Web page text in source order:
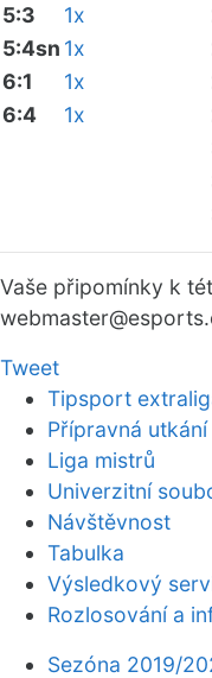
5:3
1x
5:4sn 1x
6:1
1x
6:4
1x
Vaše připomínky k
webmaster
Tweet
Tipsport
Přípravná utkání
Liga mistrů
Univerzitní
Návštěvnost
Tabulka
Výsledkový
Rozlosování a
Sezóna 2019/